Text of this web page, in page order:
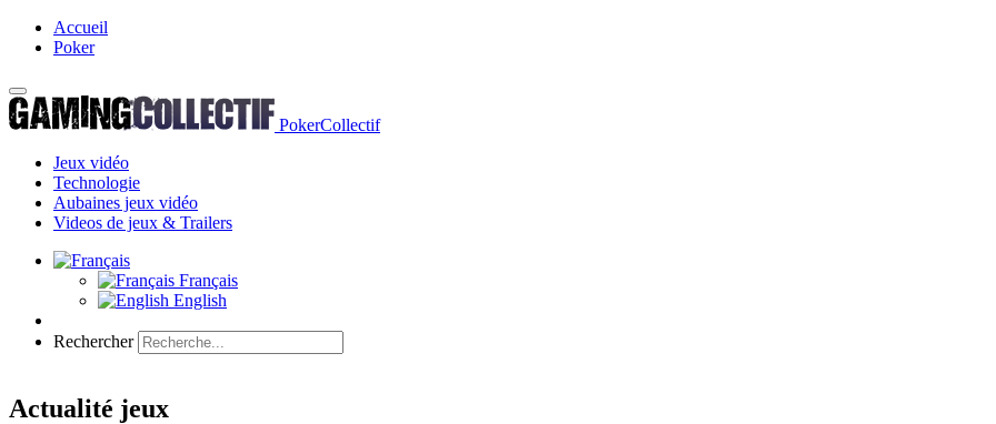
Accueil
Poker
PokerCollectif
Jeux vidéo
Technologie
Aubaines jeux vidéo
Videos de jeux & Trailers
Français
English
Rechercher
Actualité jeux